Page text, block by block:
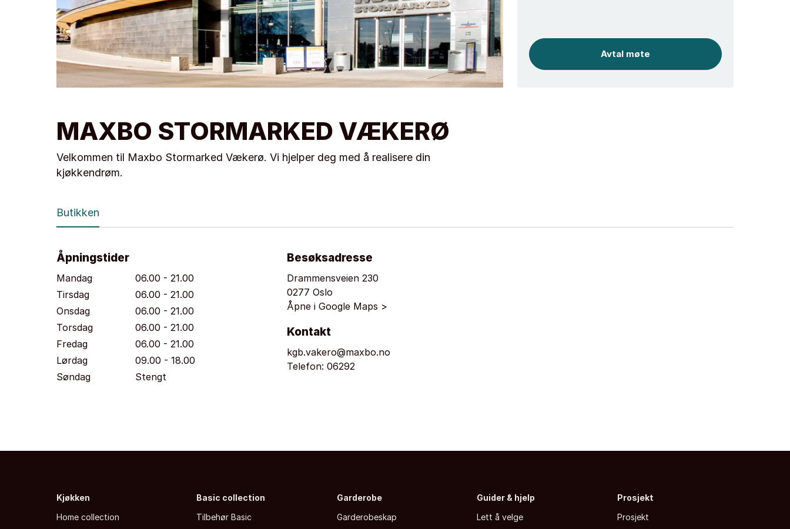
Avtal møte
MAXBO STORMARKED VÆKERØ
Velkommen til Maxbo Stormarked Vækerø. Vi hjelper deg med å realisere din
kjøkkendrøm.
Butikken
Åpningstider
Mandag
06.00 - 21.00
Tirsdag
06.00 - 21.00
Onsdag
06.00 - 21.00
Torsdag
06.00 - 21.00
Fredag
06.00 - 21.00
Lørdag
09.00 - 18.00
Søndag
Stengt
Besøksadresse
Drammensveien 230
0277 Oslo
Åpne i Google Maps >
Kontakt
kgb.vakero@maxbo.no
Telefon: 06292
Kjøkken
Home collection
Basic collection
Tilbehør Basic
Garderobe
Garderobeskap
Guider & hjelp
Lett å velge
Prosjekt
Prosjekt